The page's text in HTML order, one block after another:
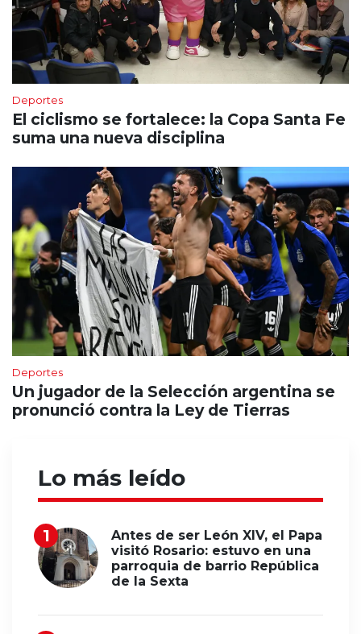
Deportes
El ciclismo se fortalece: la Copa Santa Fe
suma una nueva disciplina
Deportes
Un jugador de la Selección argentina se
pronunció contra la Ley de Tierras
Lo más leído
Antes de ser León XIV, el Papa
visitó Rosario: estuvo en una
parroquia de barrio República
de la Sexta